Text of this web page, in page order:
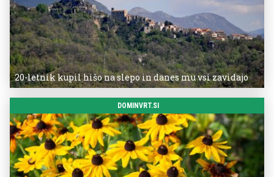
20-letnik kupil hišo na slepo in danes mu vsi zavidajo
DOMINVRT.SI